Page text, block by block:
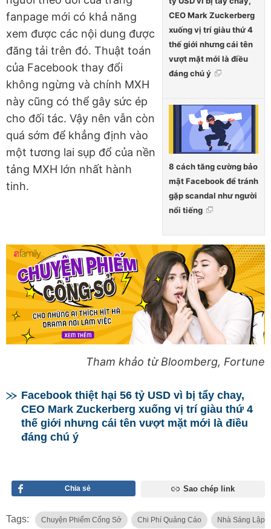
CEO Mark Zuckerberg
xuống vị trí giàu thứ 4
thế giới nhưng cái tên
vượt mặt mới là điều
đáng chú ý
8 cách tăng cường bảo
mật Facebook để tránh
gặp scandal như người
nổi tiếng
fanpage mới có khả năng
xem được các nội dung được
đăng tải trên đó. Thuật toán
của Facebook thay đổi
không ngừng và chính MXH
này cũng có thể gây sức ép
cho đối tác. Vậy nên vẫn còn
quá sớm để khẳng định vào
một tương lai sụp đổ của nền
tảng MXH lớn nhất hành
tinh.
Tham khảo từ Bloomberg, Fortune
Facebook thiệt hại 56 tỷ USD vì bị tẩy chay,
CEO Mark Zuckerberg xuống vị trí giàu thứ 4
thế giới nhưng cái tên vượt mặt mới là điều
đáng chú ý
Chia sẻ Sao chép link
Tags: Chuyện Phiếm Cống Sở Chi Phí Quảng Cáo Nhà Sáng Lập